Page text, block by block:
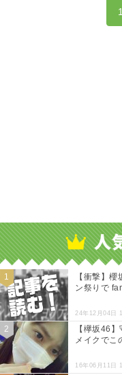
1
【衝撃】
ン祭りで
24年12月04日
【欅坂46
メイクでこ
16年06月11日